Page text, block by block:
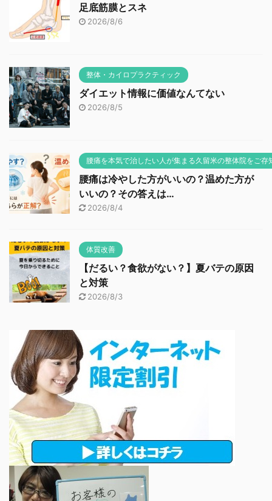
足底筋膜とスネ
2026/8/6
整体・カイロプラクティック
ダイエット情報に価値なんてない
2026/8/5
腰痛を本気で治したい人が集まる久留米の整体院をご存
腰痛は冷やした方がいいの？温めた方が
いいの？その答えは…
2026/8/4
体質改善
【だるい？食欲がない？】夏バテの原因
と対策
2026/8/3